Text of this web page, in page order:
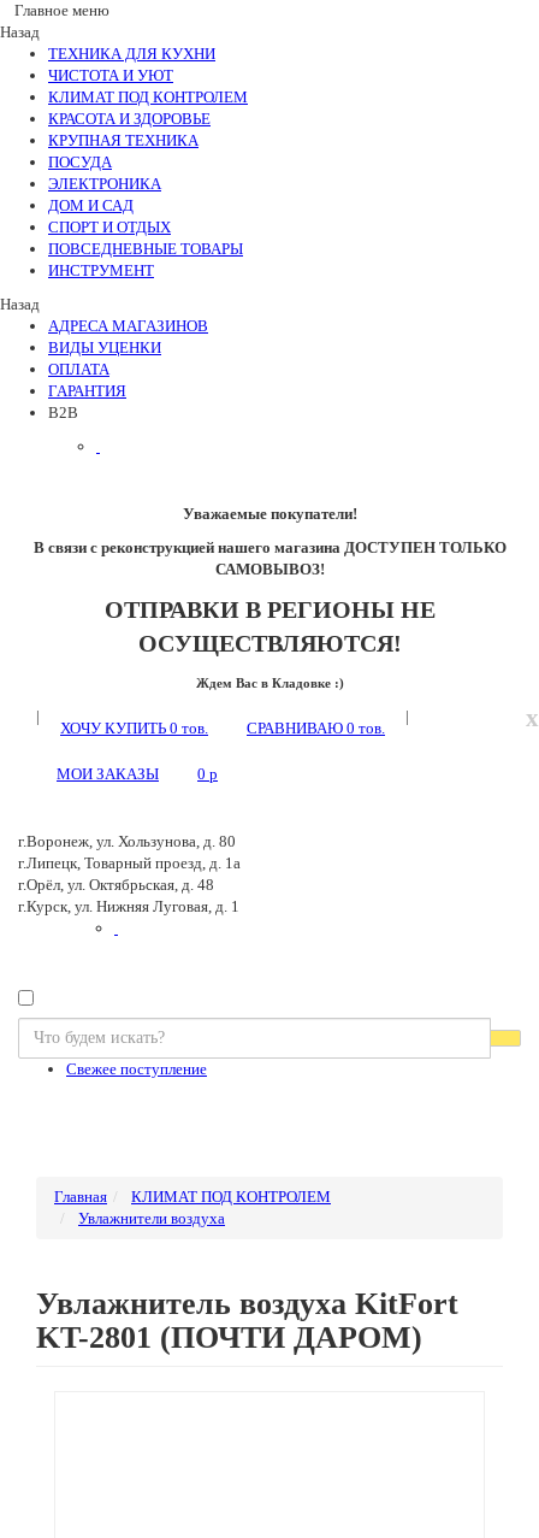
Главное меню
Назад
ТЕХНИКА ДЛЯ КУХНИ
ЧИСТОТА И УЮТ
КЛИМАТ ПОД КОНТРОЛЕМ
КРАСОТА И ЗДОРОВЬЕ
КРУПНАЯ ТЕХНИКА
ПОСУДА
ЭЛЕКТРОНИКА
ДОМ И САД
СПОРТ И ОТДЫХ
ПОВСЕДНЕВНЫЕ ТОВАРЫ
ИНСТРУМЕНТ
Назад
АДРЕСА МАГАЗИНОВ
ВИДЫ УЦЕНКИ
ОПЛАТА
ГАРАНТИЯ
B2B
Уважаемые покупатели!
В связи с реконструкцией нашего магазина ДОСТУПЕН ТОЛЬКО
САМОВЫВОЗ!
ОТПРАВКИ В РЕГИОНЫ НЕ
ОСУЩЕСТВЛЯЮТСЯ!
Ждем Вас в Кладовке :)
x
|
ХОЧУ КУПИТЬ 0 тов. СРАВНИВАЮ 0 тов.
|
МОИ ЗАКАЗЫ 0 p
г.Воронеж, ул. Хользунова, д. 80
г.Липецк, Товарный проезд, д. 1а
г.Орёл, ул. Октябрьская, д. 48
г.Курск, ул. Нижняя Луговая, д. 1
Свежее поступление
Главная
КЛИМАТ ПОД КОНТРОЛЕМ
Увлажнители воздуха
Увлажнитель воздуха KitFort
KT-2801 (ПОЧТИ ДАРОМ)